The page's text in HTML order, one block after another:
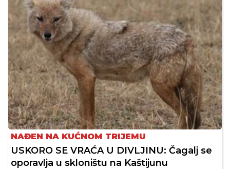
NAĐEN NA KUĆNOM TRIJEMU
USKORO SE VRAĆA U DIVLJINU: Čagalj se
oporavlja u skloništu na Kaštijunu